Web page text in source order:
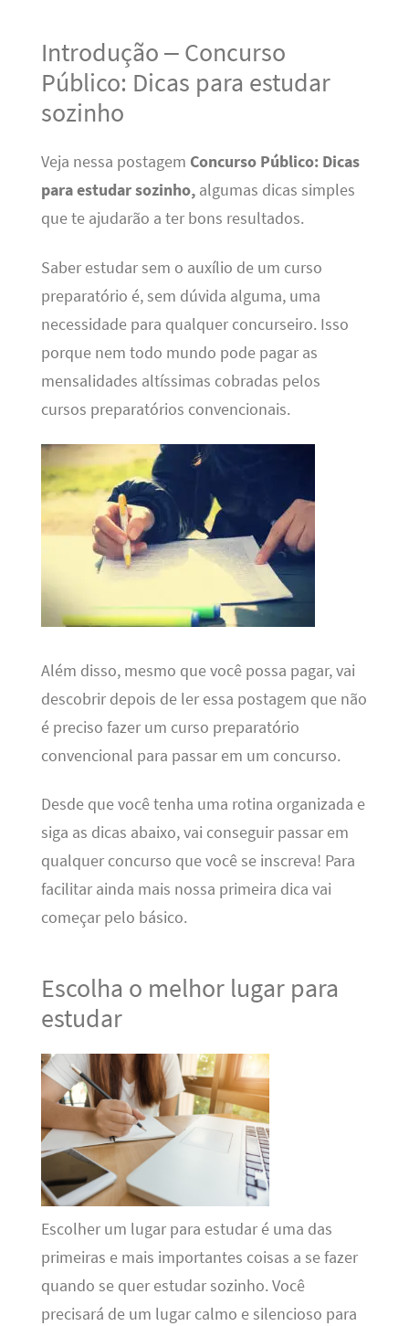
Introdução – Concurso
Público: Dicas para estudar
sozinho
Veja nessa postagem Concurso Público: Dicas
para estudar sozinho,algumas dicas simples
que te ajudarão a ter bons resultados.
Saber estudar sem o auxílio de um curso
preparatório é, sem dúvida alguma, uma
necessidade para qualquer concurseiro. Isso
porque nem todo mundo pode pagar as
mensalidades altíssimas cobradas pelos
cursos preparatórios convencionais.
Além disso, mesmo que você possa pagar, vai
descobrir depois de ler essa postagem que não
é preciso fazer um curso preparatório
convencional para passar em um concurso.
Desde que você tenha uma rotina organizada e
siga as dicas abaixo, vai conseguir passar em
qualquer concurso que você se inscreva! Para
facilitar ainda mais nossa primeira dica vai
começar pelo básico.
Escolha o melhor lugar para
estudar
Escolher um lugar para estudar é uma das
primeiras e mais importantes coisas a se fazer
quando se quer estudar sozinho. Você
precisará de um lugar calmo e silencioso para